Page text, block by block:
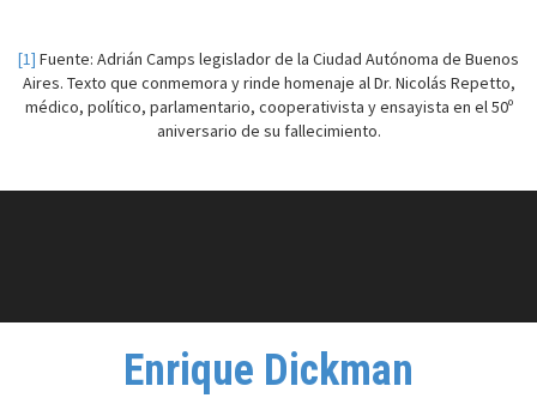
[1] Fuente: Adrián Camps legislador de la Ciudad Autónoma de Buenos
Aires. Texto que conmemora y rinde homenaje al Dr. Nicolás Repetto,
médico, político, parlamentario, cooperativista y ensayista en el 50º
aniversario de su fallecimiento.
Enrique Dickman